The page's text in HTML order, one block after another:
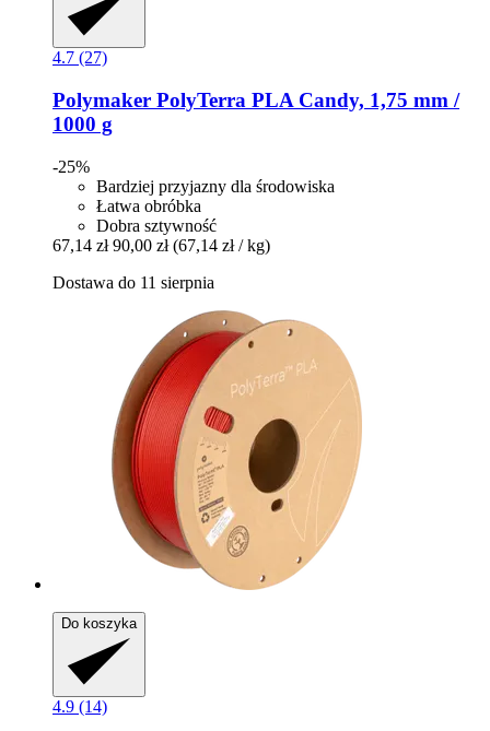
4.7 (27)
Polymaker PolyTerra PLA Candy, 1,75 mm /
1000 g
-25%
Bardziej przyjazny dla środowiska
Łatwa obróbka
Dobra sztywność
67,14 zł 90,00 zł (67,14 zł / kg)
Dostawa do 11 sierpnia
Do koszyka
4.9 (14)